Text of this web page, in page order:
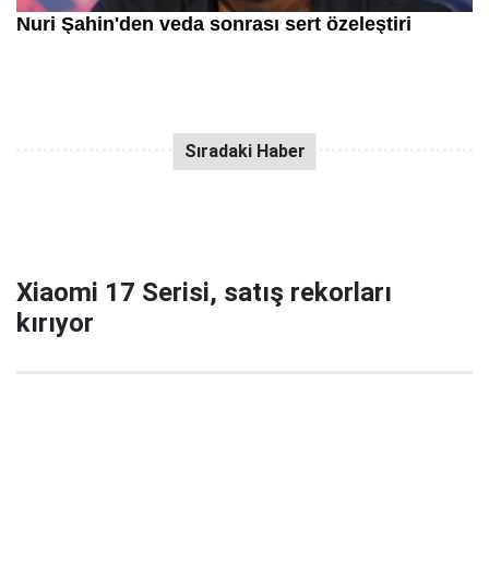
Xiaomi 17 Serisi, satış rekorları
kırıyor